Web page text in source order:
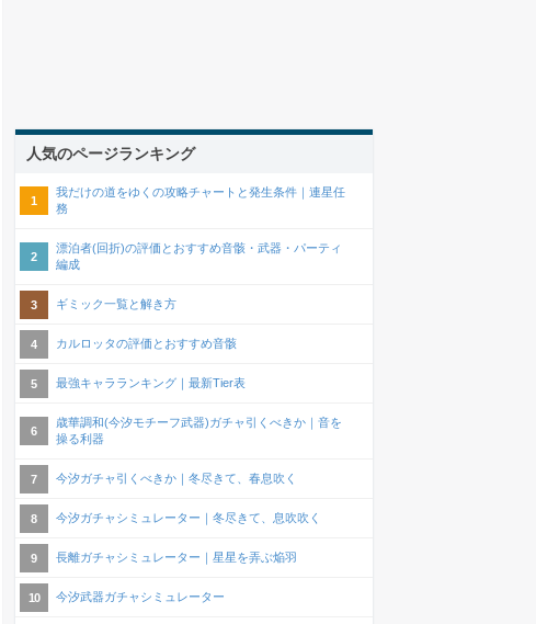
人気のページランキング
我だけの道をゆくの攻略チャートと発生条件｜連星任
務
漂泊者(回折)の評価とおすすめ音骸・武器・パーティ
編成
ギミック一覧と解き方
カルロッタの評価とおすすめ音骸
最強キャラランキング｜最新Tier表
歳華調和(今汐モチーフ武器)ガチャ引くべきか｜音を
操る利器
今汐ガチャ引くべきか｜冬尽きて、春息吹く
今汐ガチャシミュレーター｜冬尽きて、息吹吹く
長離ガチャシミュレーター｜星星を弄ぶ焔羽
今汐武器ガチャシミュレーター